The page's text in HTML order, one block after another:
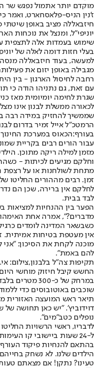
מוקדם יותר אתמול נפגש שר
ז'נין הניס-פלאסחארט, ואמר
חיזבאללה מציב באופן שיטתי
יוניפי"ל, ומנצל את נוכחות
שימוש בעמדות אלה לתצפית
בעלי חזות דומה לאלה של
למעשה, בעוד חיזבאללה מנסה
מגבילה באופן יזום את
רחבה לחיסול הארגון - בין
עם זאת, גם נתניהו הודה כי
שגרת לחימה יומיומית מאז
לכאורה ממשלת לבנון אינו
שממשיך להחזיק במידה
הרמטכ"ל אייל זמיר בדרום
בעורף:הכאוס במערכת החינוך
עבור הורים רבים בקריית
מזמן למילה ריקה מתוכן.
וחלקם מגיעים לכיתות -
מתחת לשולחנות או על רצפת
זמן. רבים מההורים החליטו
לחלקם אין ברירה, שכן הם
לבד בבית.
הפער בין ההנחיות למציאות
מדברים?", אמרה אחת
כשבשאר המדינה לומדים
אין מעטפת בטיחות אמיתית.
מוכנה לקחת את הסיכון: "אני
להם באמת".
תקיפות צה"ל בלבנון,צילום:
החשש קיבל חיזוק מוחשי
במרחק של כ-
שוכבים באוטובוסים כדי
תיאר ראש המועצה האזורית
דוידוביץ'. "יש כאן תחושה
נופלים כטב"מים".
לדבריו, ראשי הרשויות
ל-24 שעות ביישובי קו
בהתאם להנחיות פיקוד
הילדים שלנו. לא נשחק
טעינו? נתקן! אם מצאתם